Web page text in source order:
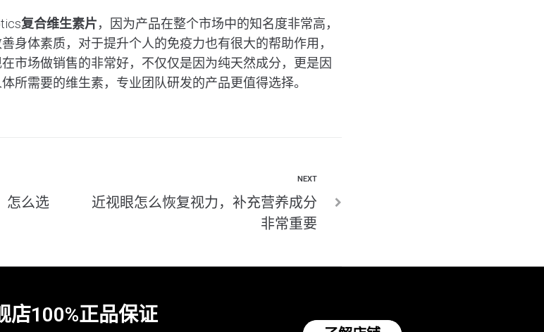
复合维生素片，因为产品在整个市场中的知名度非常高，
身体素质，对于提升个人的免疫力也有很大的帮助作用，
市场做销售的非常好，不仅仅是因为纯天然成分，更是因
所需要的维生素，专业团队研发的产品更值得选择。
怎么选
NEXT
近视眼怎么恢复视力，补充营养成分
非常重要
店100%正品保证